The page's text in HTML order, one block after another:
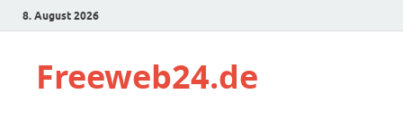
8. August 2026
Freeweb24.de